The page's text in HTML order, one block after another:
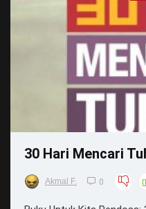
30 Hari Mencari
Akmal F. 0